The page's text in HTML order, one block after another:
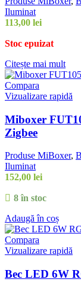
Iluminat
113,00 lei
Stoc epuizat
Citește mai mult
Compara
Vizualizare rapidă
Miboxer
Zigbee
Produse MiBoxer,
Iluminat
152,00 lei
8 în stoc
Adaugă în coș
Compara
Vizualizare rapidă
Bec LED 6W